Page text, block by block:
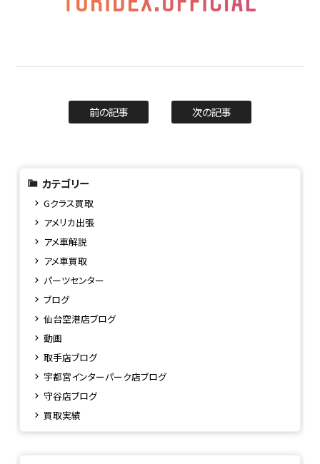
前の記事 次の記事
カテゴリー
Gクラス買取
アメリカ出張
アメ車解説
アメ車買取
パーツセンター
ブログ
仙台空港店ブログ
動画
取手店ブログ
宇都宮インターパーク店ブログ
守谷店ブログ
買取実績